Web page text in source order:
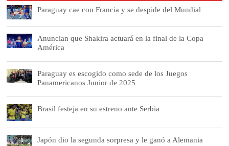
Paraguay cae con Francia y se despide del Mundial
Anuncian que Shakira actuará en la final de la Copa
América
Paraguay es escogido como sede de los Juegos
Panamericanos Junior de 2025
Brasil festeja en su estreno ante Serbia
Japón dio la segunda sorpresa y le ganó a Alemania